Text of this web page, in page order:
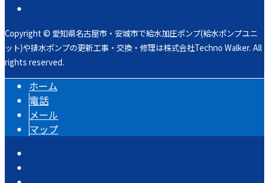
Copyright © 愛知県名古屋市・安城市で給水加圧ポンプ(給水ポンプユニ
ット)や排水ポンプの更新工事・交換・修理は株式会社Techno Walker. All
rights reserved.
ホーム
電話
メール
マップ